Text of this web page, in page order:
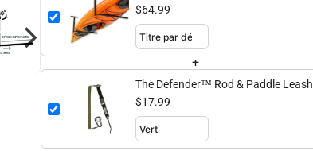
Single, 75 lb – Hi-Port 2
$64.99
+
The Defender™ Rod & Paddle Leash
$17.99